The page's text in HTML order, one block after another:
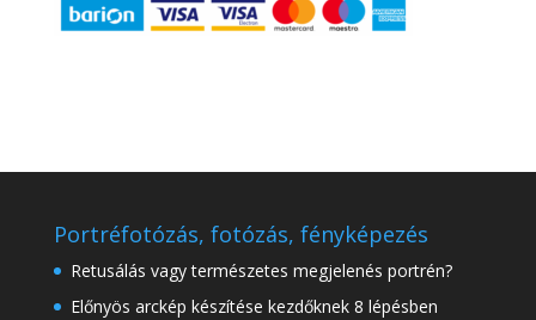
Portréfotózás, fotózás, fényképezés
Retusálás vagy természetes megjelenés portrén?
Előnyös arckép készítése kezdőknek 8 lépésben